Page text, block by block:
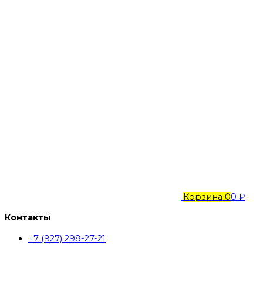
Корзина 00 ₽
Контакты
+7 (927) 298-27-21